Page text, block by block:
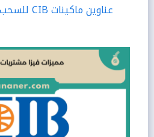
عناوين ماكينات CIB للسحب والايداع في مصر